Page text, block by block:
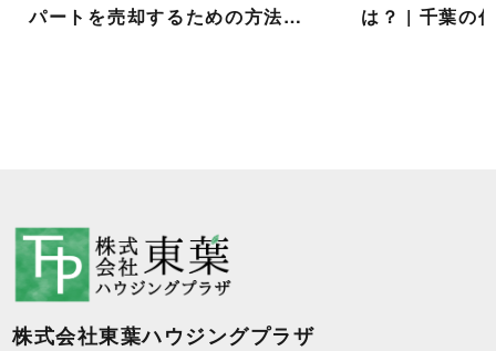
パートを売却するための方法…
は？ | 千葉の
株式会社東葉ハウジングプラザ